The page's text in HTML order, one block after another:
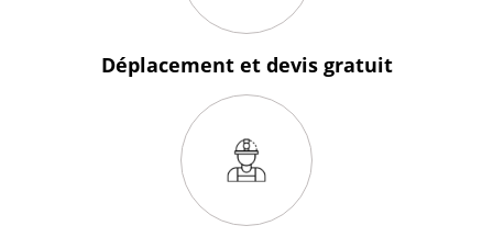
Déplacement et devis gratuit